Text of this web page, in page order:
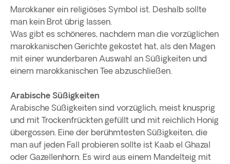
Marokkaner ein religiöses Symbol ist. Deshalb sollte
man kein Brot übrig lassen.
Was gibt es schöneres, nachdem man die vorzüglichen
marokkanischen Gerichte gekostet hat, als den Magen
mit einer wunderbaren Auswahl an Süßigkeiten und
einem marokkanischen Tee abzuschließen.
Arabische Süßigkeiten
Arabische Süßigkeiten sind vorzüglich, meist knusprig
und mit Trockenfrückten gefüllt und mit reichlich Honig
übergossen. Eine der berühmtesten Süßigkeiten, die
man auf jeden Fall probieren sollte ist Kaab el Ghazal
oder Gazellenhorn. Es wird aus einem Mandelteig mit